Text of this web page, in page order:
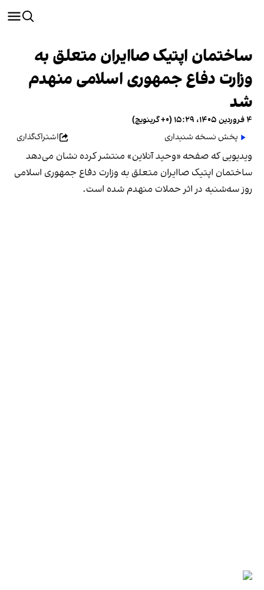
ساختمان اپتیک صاایران متعلق به
وزارت دفاع جمهوری اسلامی منهدم
شد
۴ فروردین ۱۴۰۵، ۱۵:۲۹ (‎+۰ گرینویچ)
پخش نسخه شنیداری
اشتراک‌گذاری
ویدیویی که صفحه «وحید آنلاین» منتشر کرده نشان می‌دهد
ساختمان اپتیک صاایران متعلق به وزارت دفاع جمهوری اسلامی
روز سه‌شنبه در اثر حملات منهدم شده است.